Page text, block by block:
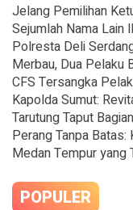
Jelang Pemilihan
Sejumlah Nama Lain
Polresta Deli
Merbau, Dua Pelaku
CFS Tersangka
Kapolda Sumut:
Tarutung Taput
Perang Tanpa
Medan Tempur yang
POPULER